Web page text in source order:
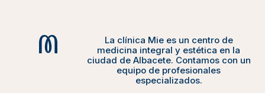
La clínica Mie es un centro de
medicina integral y estética en la
ciudad de Albacete. Contamos con un
equipo de profesionales
especializados.